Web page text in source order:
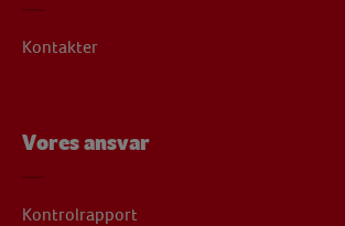
Kontakter
Vores ansvar
Kontrolrapport